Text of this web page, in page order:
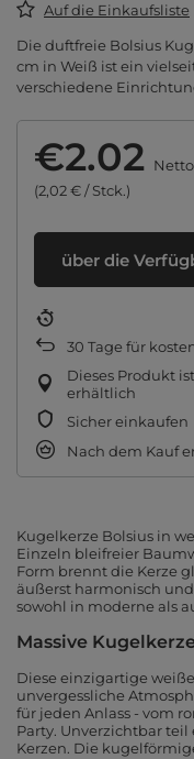
Auf die Einkaufsliste
Die duftfreie Bolsius
cm in Weiß ist ein
verschiedene
€2.02 Netto
(2,02 € / Stck.)
über die
30 Tage für
Dieses Produkt
erhältlich
Sicher einkaufen
Nach dem Kauf
Kugelkerze Bolsius in
Einzeln bleifreier
Form brennt die Kerze
äußerst harmonisch
sowohl in moderne als
Massive
Diese einzigartige
unvergessliche
für jeden Anlass - vom
Party. Unverzichtbarteil
Kerzen. Die